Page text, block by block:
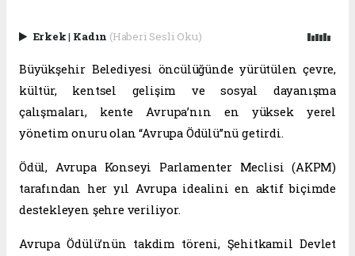
Erkek| Kadın (Haberi Sesli Oku)
Büyükşehir Belediyesi öncülüğünde yürütülen çevre,
kültür, kentsel gelişim ve sosyal dayanışma
çalışmaları, kente Avrupa’nın en yüksek yerel
yönetim onuru olan “Avrupa Ödülü”nü getirdi.
Ödül, Avrupa Konseyi Parlamenter Meclisi (AKPM)
tarafından her yıl Avrupa idealini en aktif biçimde
destekleyen şehre veriliyor.
Avrupa Ödülü’nün takdim töreni, Şehitkamil Devlet